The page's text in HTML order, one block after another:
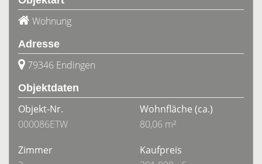
Wohnung
Adresse
79346 Endingen
Objektdaten
Objekt-Nr.
000086ETW
Wohnfläche (ca.)
80,06 m²
Zimmer
Kaufpreis